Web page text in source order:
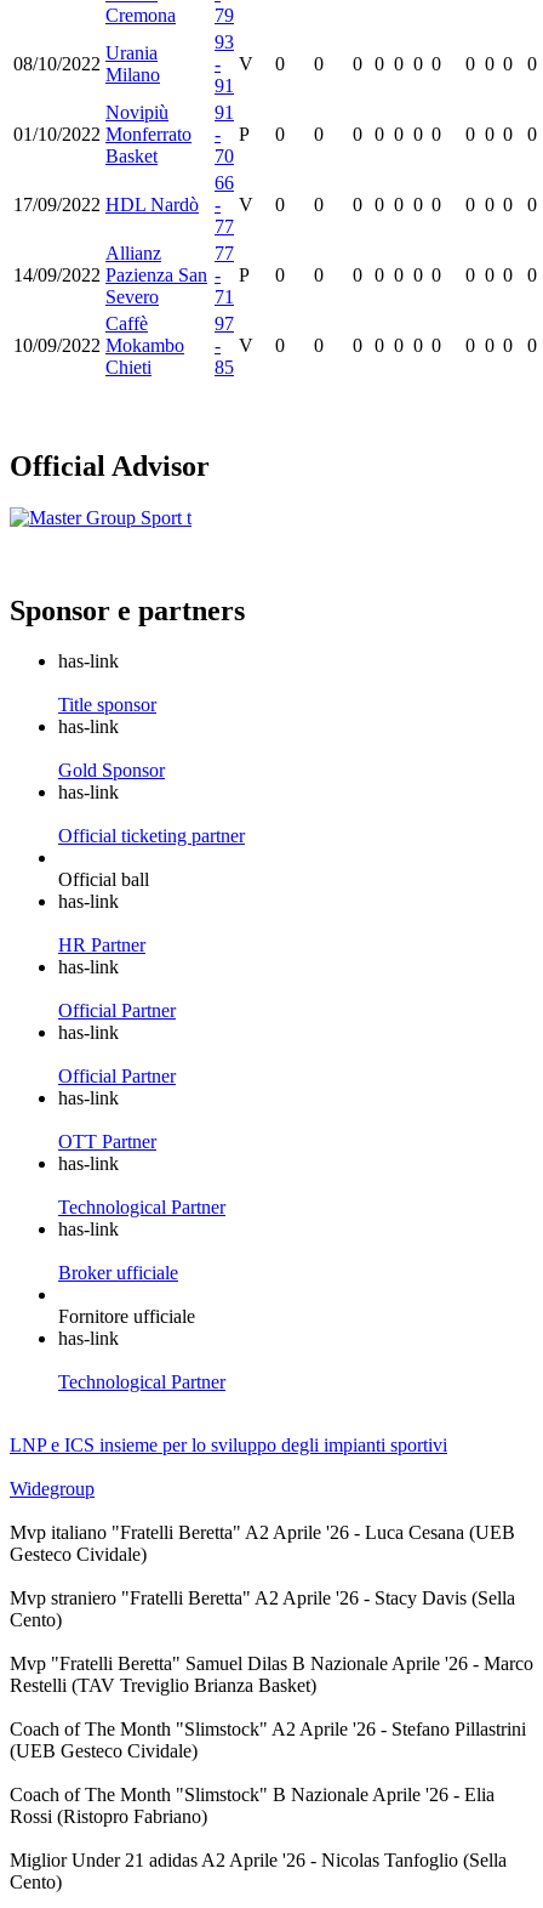
Cremona
79
08/10/2022
Urania
Milano
93
-
91
V 0 0 0 0 0 0 0 0 0 0 0
01/10/2022
Novipiù
Monferrato
Basket
91
-
70
P 0 0 0 0 0 0 0 0 0 0 0
17/09/2022 HDL Nardò
66
-
77
V 0 0 0 0 0 0 0 0 0 0 0
14/09/2022
Allianz
Pazienza San
Severo
77
-
71
P 0 0 0 0 0 0 0 0 0 0 0
10/09/2022
Caffè
Mokambo
Chieti
97
-
85
V 0 0 0 0 0 0 0 0 0 0 0
Official Advisor
Sponsor e partners
has-link
Title sponsor
has-link
Gold Sponsor
has-link
Official ticketing partner
Official ball
has-link
HR Partner
has-link
Official Partner
has-link
Official Partner
has-link
OTT Partner
has-link
Technological Partner
has-link
Broker ufficiale
Fornitore ufficiale
has-link
Technological Partner
LNP e ICS insieme per lo sviluppo degli impianti sportivi
Widegroup
Mvp italiano "Fratelli Beretta" A2 Aprile '26 - Luca Cesana (UEB
Gesteco Cividale)
Mvp straniero "Fratelli Beretta" A2 Aprile '26 - Stacy Davis (Sella
Cento)
Mvp "Fratelli Beretta" Samuel Dilas B Nazionale Aprile '26 - Marco
Restelli (TAV Treviglio Brianza Basket)
Coach of The Month "Slimstock" A2 Aprile '26 - Stefano Pillastrini
(UEB Gesteco Cividale)
Coach of The Month "Slimstock" B Nazionale Aprile '26 - Elia
Rossi (Ristopro Fabriano)
Miglior Under 21 adidas A2 Aprile '26 - Nicolas Tanfoglio (Sella
Cento)